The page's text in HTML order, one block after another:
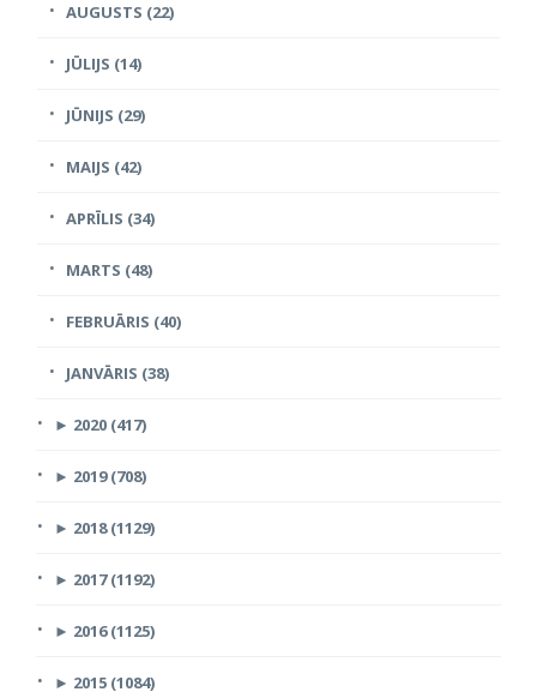
AUGUSTS (22)
JŪLIJS (14)
JŪNIJS (29)
MAIJS (42)
APRĪLIS (34)
MARTS (48)
FEBRUĀRIS (40)
JANVĀRIS (38)
► 2020 (417)
► 2019 (708)
► 2018 (1129)
► 2017 (1192)
► 2016 (1125)
► 2015 (1084)